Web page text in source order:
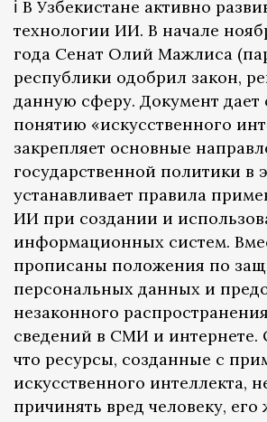
ℹ️ В Узбекистане активно
технологии ИИ. В начале
года Сенат Олий Мажлиса
республики одобрил закон,
данную сферу. Документ дает
понятию «искусственного
закрепляет основные
государственной политики в
устанавливает правила
ИИ при создании и
информационных систем.
прописаны положения по
персональных данных и
незаконного
сведений в СМИ и интернете.
что ресурсы, созданные с
искусственного интеллекта,
причинять вред человеку, его